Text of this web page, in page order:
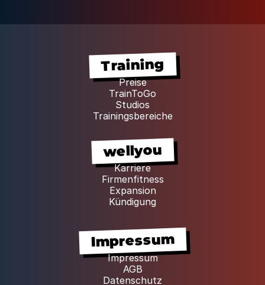
Training
Preise
TrainToGo
Studios
Trainingsbereiche
wellyou
Karriere
Firmenfitness
Expansion
Kündigung
Impressum
Impressum
AGB
Datenschutz